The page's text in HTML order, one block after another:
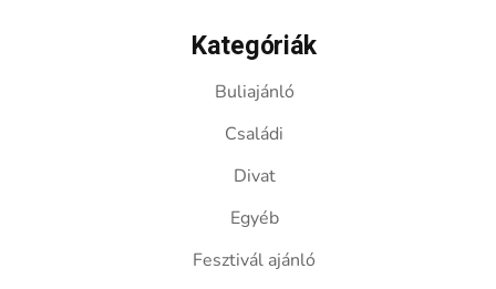
Kategóriák
Buliajánló
Családi
Divat
Egyéb
Fesztivál ajánló